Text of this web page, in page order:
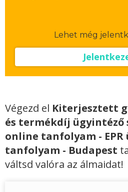
Lehet még
Végezd el Kiterjesztett
és termékdíj ügyintéző
online tanfolyam - EPR
tanfolyam - Budapest
váltsd valóra az álmaidat!